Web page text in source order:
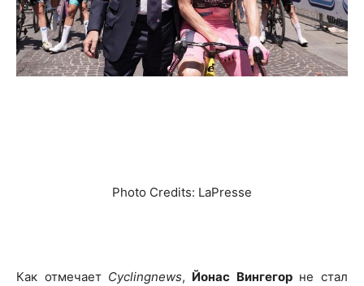
Photo Credits: LaPresse
Как отмечает Cyclingnews, Йонас Вингегорне стал